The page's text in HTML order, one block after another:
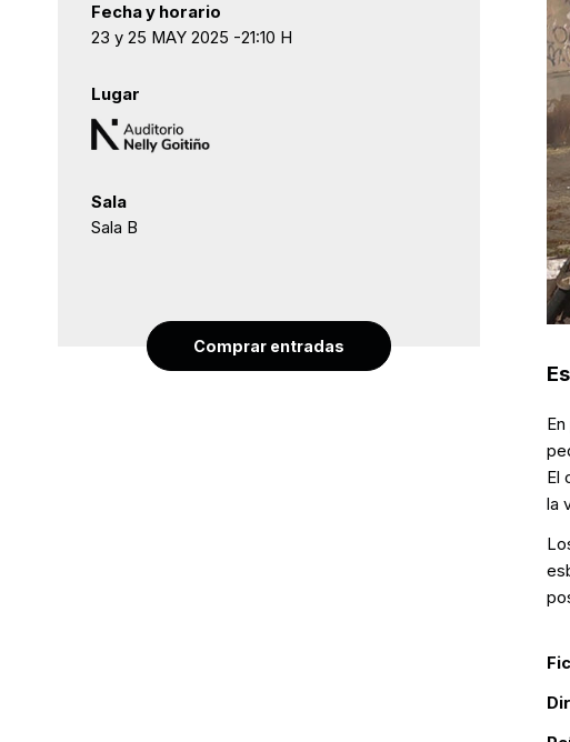
El
la
Fecha y horario
23 y 25 MAY 2025 -21:10 H
Lugar
Sala
Sala B
Comprar entradas